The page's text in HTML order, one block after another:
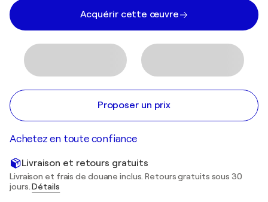
Acquérir cette œuvre
Proposer un prix
Achetez en toute confiance
Livraison et retours gratuits
Livraison et frais de douane inclus. Retours gratuits sous 30
jours.Détails